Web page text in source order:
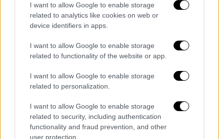
I want to allow Google to enable storage
related to analytics like cookies on web or
device identifiers in apps.
I want to allow Google to enable storage
related to functionality of the website or app.
I want to allow Google to enable storage
related to personalization.
I want to allow Google to enable storage
related to security, including authentication
functionality and fraud prevention, and other
user protection.
Πολιτικό Παρασκήνιο